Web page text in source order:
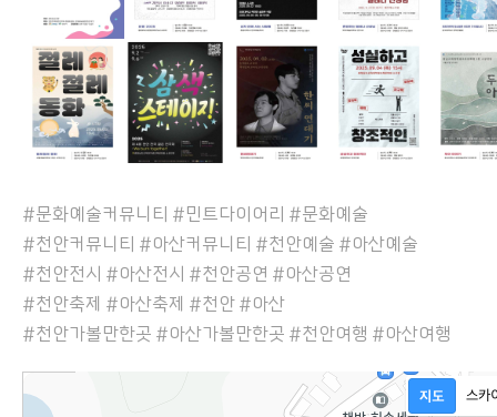
#문화예술커뮤니티 #민트다이어리 #문화예술
#천안커뮤니티 #아산커뮤니티 #천안예술 #아산예술
#천안전시 #아산전시 #천안공연 #아산공연
#천안축제 #아산축제 #천안 #아산
#천안가볼만한곳 #아산가볼만한곳 #천안여행 #아산여행